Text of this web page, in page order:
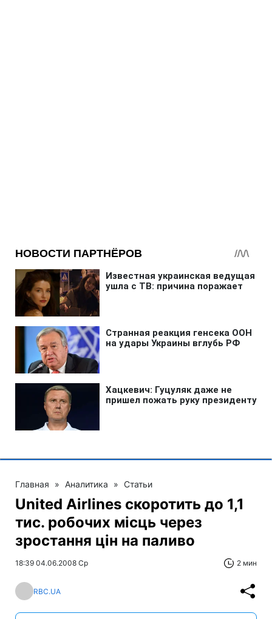
Главная » Аналитика » Статьи
United Airlines скоротить до 1,1
тис. робочих місць через
зростання цін на паливо
18:39 04.06.2008 Ср 2 мин
RBC.UA